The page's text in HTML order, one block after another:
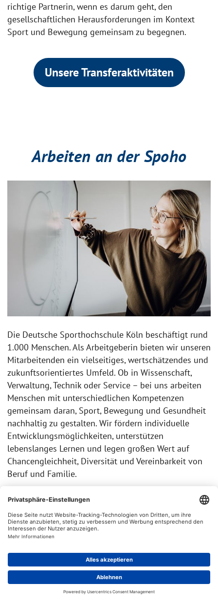
richtige Partnerin, wenn es darum geht, den
gesellschaftlichen Herausforderungen im Kontext
Sport und Bewegung gemeinsam zu begegnen.
Unsere Transferaktivitäten
Arbeiten an der Spoho
Die Deutsche Sporthochschule Köln beschäftigt rund
1.000 Menschen. Als Arbeitgeberin bieten wir unseren
Mitarbeitenden ein vielseitiges, wertschätzendes und
zukunftsorientiertes Umfeld. Ob in Wissenschaft,
Verwaltung, Technik oder Service – bei uns arbeiten
Menschen mit unterschiedlichen Kompetenzen
gemeinsam daran, Sport, Bewegung und Gesundheit
nachhaltig zu gestalten. Wir fördern individuelle
Entwicklungsmöglichkeiten, unterstützen
lebenslanges Lernen und legen großen Wert auf
Chancengleichheit, Diversität und Vereinbarkeit von
Beruf und Familie.
Unsere Uni als Arbeitgeberin